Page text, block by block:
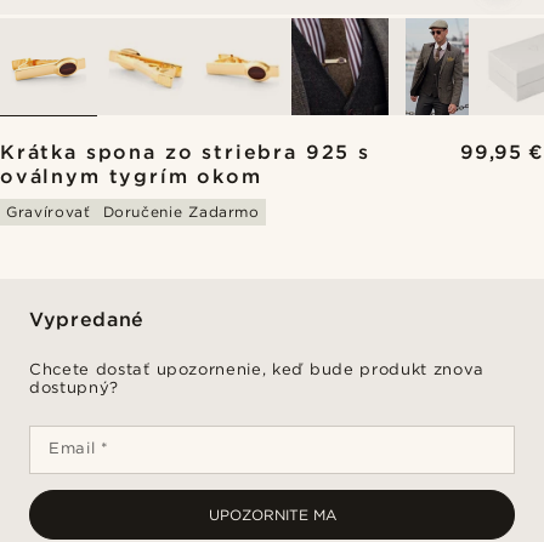
Krátka spona zo striebra 925 s
oválnym tygrím okom
99,95 €
Gravírovať Doručenie Zadarmo
Vypredané
Chcete dostať upozornenie, keď bude produkt znova
dostupný?
Email *
UPOZORNITE MA